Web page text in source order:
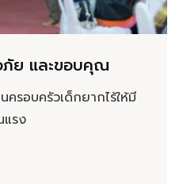
ย และขอบคุณ
ครอบครัวเด็กยากไร้ให้มี
รง